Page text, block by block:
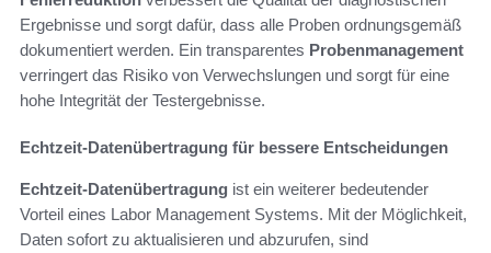
Ergebnisse und sorgt dafür, dass alle Proben ordnungsgemäß
dokumentiert werden. Ein transparentes Probenmanagement
verringert das Risiko von Verwechslungen und sorgt für eine
hohe Integrität der Testergebnisse.
Echtzeit-Datenübertragung für bessere Entscheidungen
Echtzeit-Datenübertragung ist ein weiterer bedeutender
Vorteil eines Labor Management Systems. Mit der Möglichkeit,
Daten sofort zu aktualisieren und abzurufen, sind